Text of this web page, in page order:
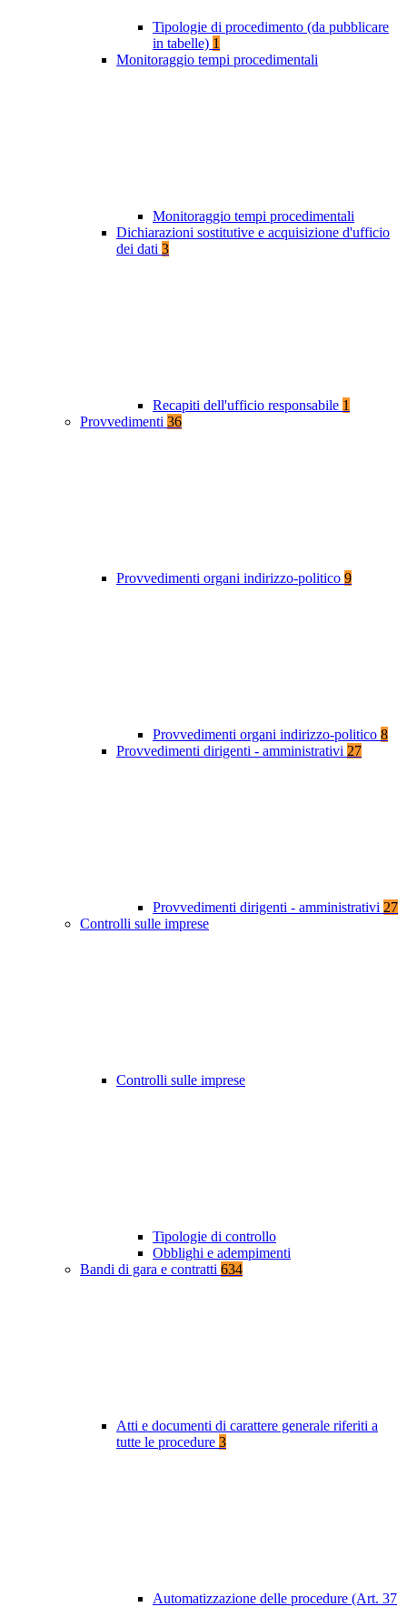
Tipologie di procedimento (da pubblicare
in tabelle) 1
Monitoraggio tempi procedimentali
Monitoraggio tempi procedimentali
Dichiarazioni sostitutive e acquisizione d'ufficio
dei dati 3
Recapiti dell'ufficio responsabile 1
Provvedimenti 36
Provvedimenti organi indirizzo-politico 9
Provvedimenti organi indirizzo-politico 8
Provvedimenti dirigenti - amministrativi 27
Provvedimenti dirigenti - amministrativi 27
Controlli sulle imprese
Controlli sulle imprese
Tipologie di controllo
Obblighi e adempimenti
Bandi di gara e contratti 634
Atti e documenti di carattere generale riferiti a
tutte le procedure 3
Automatizzazione delle procedure (Art. 37